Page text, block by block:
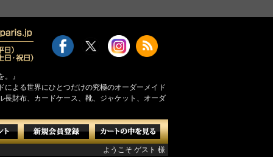
。』
よる世界にひとつだけの究極のオーダーメイド
長財布、カードケース、靴、ジャケット、オーダ
ようこそ ゲスト 様